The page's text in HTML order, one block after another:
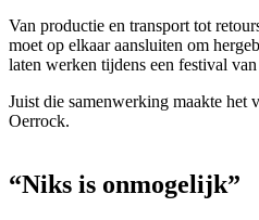
Van productie en transport tot
moet op elkaar aansluiten om
laten werken tijdens een festival
Juist die samenwerking maakte het
Oerrock.
“Niks is onmogelijk”